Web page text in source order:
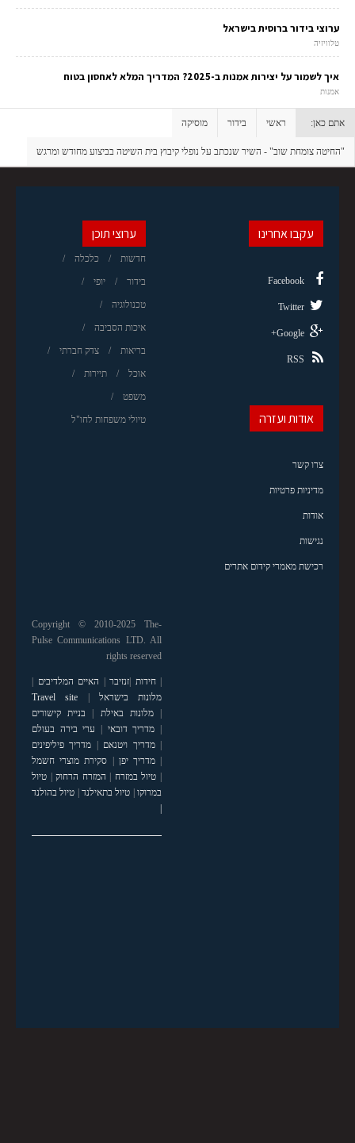
ערוצי בידור ברוסית בישראל
טלוויזיה
איך לשמור על יצירות אמנות ב-2025? המדריך המלא לאחסון בטוח
אמנות
אתם כאן: ראשי בידור מוסיקה
"החיטה צומחת שוב" - השיר שנכתב על נופלי קיבוץ בית השיטה בביצוע מחודש ומרגש
ערוצי תוכן
חדשות כלכלה
בידור יופי
טכנולוגיה
איכות הסביבה
בריאות צדק חברתי
אוכל תיירות
משפט
טיולי משפחות לחו"ל
עקבו אחרינו
Facebook
Twitter
Google+
RSS
אודות ועזרה
צרו קשר
מדיניות פרטיות
אודות
נגישות
רכישת מאמרי קידום אתרים
Copyright © 2010-2025 The-
Pulse Communications LTD. All
rights reserved
|חידות |זנזיבר | האיים המלדיבים |
מלונות בישראל |
Travel site
|מלונות באילת | בניית קישורים
| מדריך דובאי | ערי בירה בעולם
|מדריך ויטנאם | מדריך פיליפינים
|מדריך יפן | סקירת מוצרי חשמל
| טיול במזרח | המזרח הרחוק| טיול
במרוקו| טיול בתאילנד| טיול בהולנד
|